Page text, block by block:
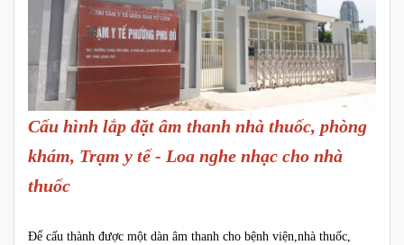
Cấu hình lắp đặt âm thanh nhà thuốc, phòng
khám, Trạm y tế - Loa nghe nhạc cho nhà
thuốc
Để cấu thành được một dàn âm thanh cho bệnh viện,nhà thuốc,